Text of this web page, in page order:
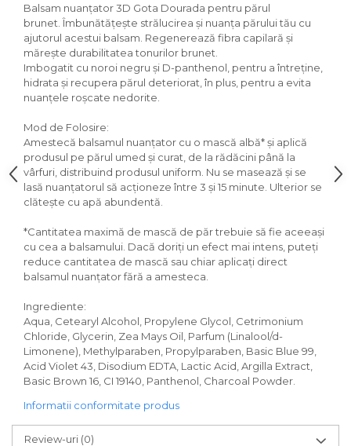
Balsam nuanțator 3D Gota Dourada pentru părul
brunet. Îmbunătățește strălucirea și nuanța părului tău cu
ajutorul acestui balsam. Regenerează fibra capilară și
mărește durabilitatea tonurilor brunet.
Imbogatit cu noroi negru și D-panthenol, pentru a întreține,
hidrata și recupera părul deteriorat, în plus, pentru a evita
nuanțele roșcate nedorite.
Mod de Folosire:
Amestecă balsamul nuanțator cu o mască albă* și aplică
produsul pe părul umed și curat, de la rădăcini până la
vârfuri, distribuind produsul uniform. Nu se masează și se
lasă nuanțatorul să acționeze între 3 și 15 minute. Ulterior se
clătește cu apă abundentă.
*Cantitatea maximă de mască de păr trebuie să fie aceeași
cu cea a balsamului. Dacă doriți un efect mai intens, puteți
reduce cantitatea de mască sau chiar aplicați direct
balsamul nuanțator fără a amesteca.
Ingrediente:
Aqua, Cetearyl Alcohol, Propylene Glycol, Cetrimonium
Chloride, Glycerin, Zea Mays Oil, Parfum (Linalool/d-
Limonene), Methylparaben, Propylparaben, Basic Blue 99,
Acid Violet 43, Disodium EDTA, Lactic Acid, Argilla Extract,
Basic Brown 16, CI 19140, Panthenol, Charcoal Powder.
Informatii conformitate produs
Review-uri (0)